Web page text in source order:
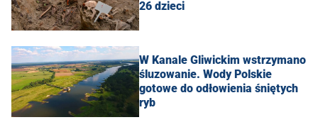
26 dzieci
W Kanale Gliwickim wstrzymano
śluzowanie. Wody Polskie
gotowe do odłowienia śniętych
ryb